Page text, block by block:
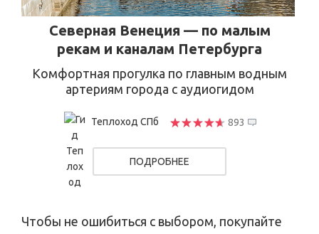
Северная Венеция — по малым
рекам и каналам Петербурга
Комфортная прогулка по главным водным
артериям города с аудиогидом
Теплоход СПб 893
ПОДРОБНЕЕ
Чтобы не ошибиться с выбором, покупайте